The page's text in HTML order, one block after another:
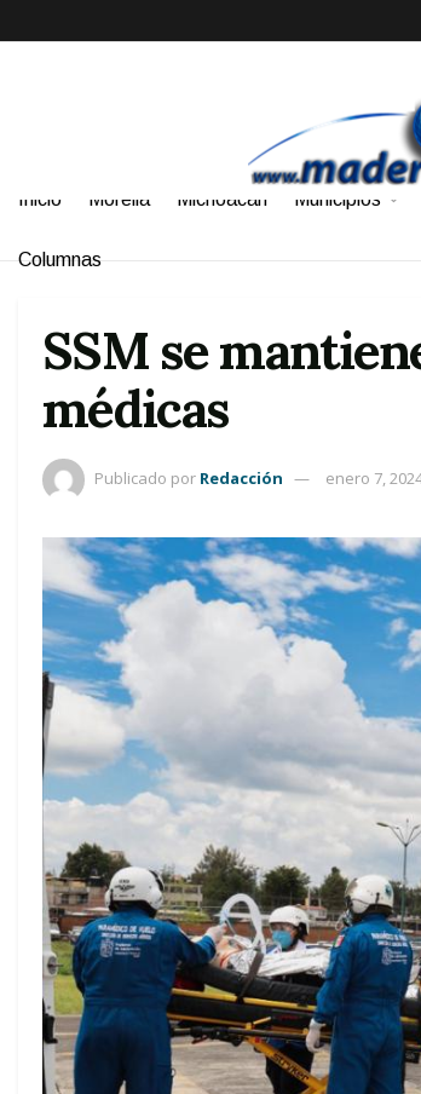
Inicio Morelia Michoacán Municipios
Columnas
SSM se
médicas
Publicado por Redacción enero 7,